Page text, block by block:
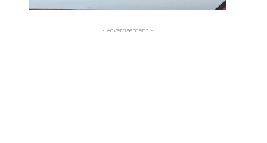
- Advertisement -